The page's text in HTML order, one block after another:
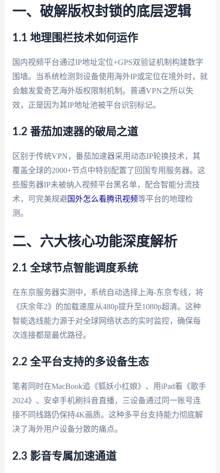
一、破解版权封锁的底层逻辑
1.1 地理围栏技术如何运作
国内视频平台通过IP地址定位+GPS双验证机制构建数字
围墙。当系统检测到设备使用海外IP或定位在境外时，就
会触发爱奇艺海外版权限制机制。普通VPN之所以失
效，正是因为其IP地址池被平台识别标记。
1.2 番茄加速器的破局之道
区别于传统VPN，番茄加速器采用动态IP轮换技术，其
覆盖全球的2000+节点中特别配置了回国专用服务器。这
些服务器IP未被纳入视频平台黑名单，配合智能分流技
术，可完美规避国外怎么看腾讯视频等平台的地理检
测。
二、六大核心功能深度解析
2.1 全球节点智能调度系统
在东京服务器实测中，系统自动选择上海-东京专线，将
《庆余年2》的加载速度从480p提升至1080p超清。这种
智能选线能力源于对全球网络状态的实时监控，确保每
次连接都是最优路径。
2.2 全平台支持的多设备生态
笔者同时在MacBook追《狐妖小红娘》、用iPad看《歌手
2024》、安卓手机刷抖音直播，三设备通过同一账号连
接不同线路仍保持4K画质。这种多平台支持能力彻底解
决了海外用户设备分散的痛点。
2.3 影音专属加速通道